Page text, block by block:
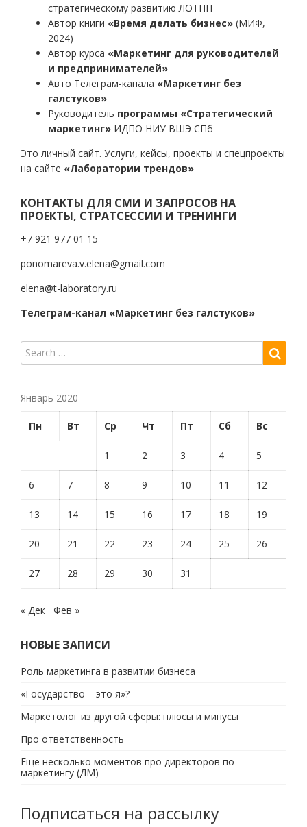
стратегическому развитию ЛОТПП
Автор книги «Время делать бизнес» (МИФ,
2024)
Автор курса «Маркетинг для руководителей
и предпринимателей»
Авто Телеграм-канала «Маркетинг без
галстуков»
Руководитель программы «Стратегический
маркетинг» ИДПО НИУ ВШЭ СПб
Это личный сайт. Услуги, кейсы, проекты и спецпроекты
на сайте «Лаборатории трендов»
КОНТАКТЫ ДЛЯ СМИ И ЗАПРОСОВ НА
ПРОЕКТЫ, СТРАТСЕССИИ И ТРЕНИНГИ
+7 921 977 01 15
ponomareva.v.elena@gmail.com
elena@t-laboratory.ru
Телеграм-канал «Маркетинг без галстуков»
Январь 2020
Пн Вт Ср Чт Пт Сб Вс
1 2 3 4 5
6 7 8 9 10 11 12
13 14 15 16 17 18 19
20 21 22 23 24 25 26
27 28 29 30 31
« Дек Фев »
НОВЫЕ ЗАПИСИ
Роль маркетинга в развитии бизнеса
«Государство – это я»?
Маркетолог из другой сферы: плюсы и минусы
Про ответственность
Еще несколько моментов про директоров по
маркетингу (ДМ)
Подписаться на рассылку